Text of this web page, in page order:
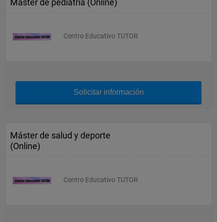
Máster de pediatría (Online)
Centro Educativo TUTOR
Solicitar información
Máster de salud y deporte
(Online)
Centro Educativo TUTOR